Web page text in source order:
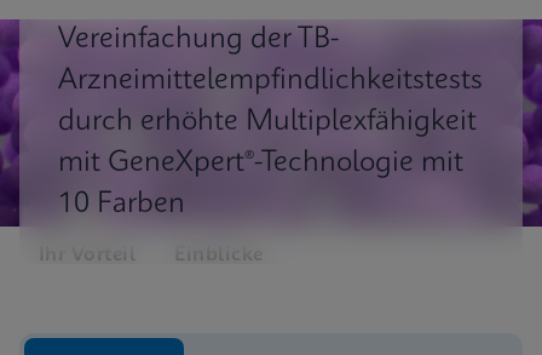
Vereinfachung der TB-
Arzneimittelempfindlichkeitstests
durch erhöhte Multiplexfähigkeit
mit GeneXpert®-Technologie mit
10 Farben
Ihr Vorteil Einblicke